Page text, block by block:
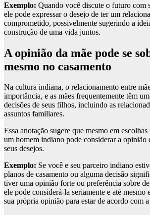
Exemplo: Quando você discute o futuro com
ele pode expressar o desejo de ter um
comprometido, possivelmente sugerindo a
construção de uma vida juntos.
A opinião da mãe pode se
mesmo no casamento
Na cultura indiana, o relacionamento entre
importância, e as mães frequentemente têm
decisões de seus filhos, incluindo as
assuntos familiares.
Essa anotação sugere que mesmo em
um homem indiano pode considerar a opinião
seus desejos.
Exemplo: Se você e seu parceiro indiano
planos de casamento ou alguma decisão
tiver uma opinião forte ou preferência sobre
ele pode considerá-la seriamente e até mesmo
sua própria opinião para estar de acordo com